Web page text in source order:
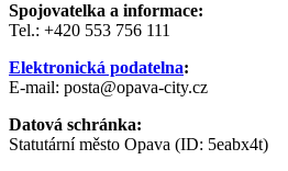
Spojovatelka a informace:
Tel.: +420 553 756 111
Elektronická podatelna:
E-mail: posta@opava-city.cz
Datová schránka:
Statutární město Opava (ID: 5eabx4t)